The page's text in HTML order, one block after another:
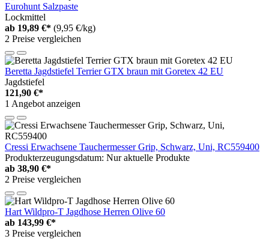
Eurohunt Salzpaste
Lockmittel
ab 19,89 €* (9,95 €/kg)
2 Preise vergleichen
Beretta Jagdstiefel Terrier GTX braun mit Goretex 42 EU
Jagdstiefel
121,90 €*
1 Angebot anzeigen
Cressi Erwachsene Tauchermesser Grip, Schwarz, Uni, RC559400
Produkterzeugungsdatum: Nur aktuelle Produkte
ab 38,90 €*
2 Preise vergleichen
Hart Wildpro-T Jagdhose Herren Olive 60
ab 143,99 €*
3 Preise vergleichen